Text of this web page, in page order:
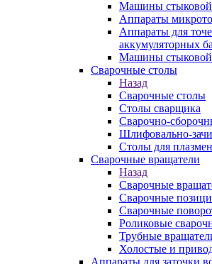
Машины стыковой
Аппараты
Аппараты для
аккумуляторных
Машины стыковой
Сварочные столы
Назад
Сварочные столы
Столы сварщика
Сварочно-
Шлифовально-
Столы для
Сварочные вращатели
Назад
Сварочные
Сварочные
Сварочные
Роликовые
Трубные
Холостые и
Аппараты для заточки